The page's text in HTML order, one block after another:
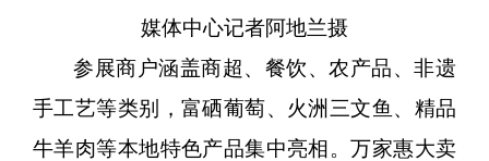
媒体中心记者阿地兰摄
参展商户涵盖商超、餐饮、农产品、非遗
手工艺等类别，富硒葡萄、火洲三文鱼、精品
牛羊肉等本地特色产品集中亮相。万家惠大卖